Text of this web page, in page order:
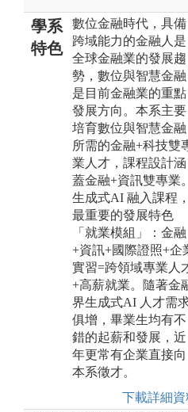
學系
特色
數位金融時代，具備
跨域能力的金融人是
全球金融業的發展趨
勢，數位與智慧金融
是目前金融業的重點
發展方向。本系主要
培育數位與智慧金融
所需的金融+科技雙
業人才，課程設計涵
蓋金融+資訊雙專業。
生成式AI 融入課程，
最重要的發展特色
「就業模組」：金融
+資訊+國際證照+企
實習=跨領域專業人
+高薪就業。隨著金
界生成式AI 人才需
俱增，畢業生均有不
錯的起薪和發展，近
年更常有企業直接向
本系徵才。
下載詳細資